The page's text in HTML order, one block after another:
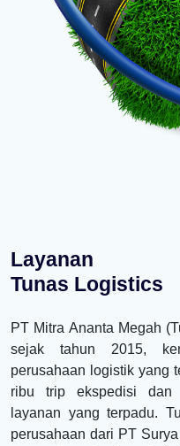
Layanan
Tunas Logistics
PT Mitra Ananta Megah
sejak tahun 2015,
perusahaan logistik yang
ribu trip ekspedisi dan
layanan yang terpadu.
perusahaan dari PT